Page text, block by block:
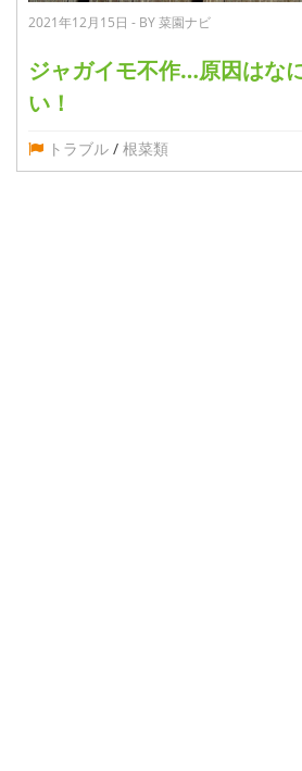
2021年12月15日 - BY 菜園ナビ
ジャガイモ不作…原因はな
い！
トラブル / 根菜類